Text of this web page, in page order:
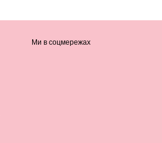
Ми в соцмережах